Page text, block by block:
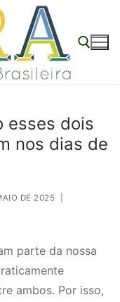
esses dois
nos dias de
DE 2025
parte da nossa
ambos. Por isso,